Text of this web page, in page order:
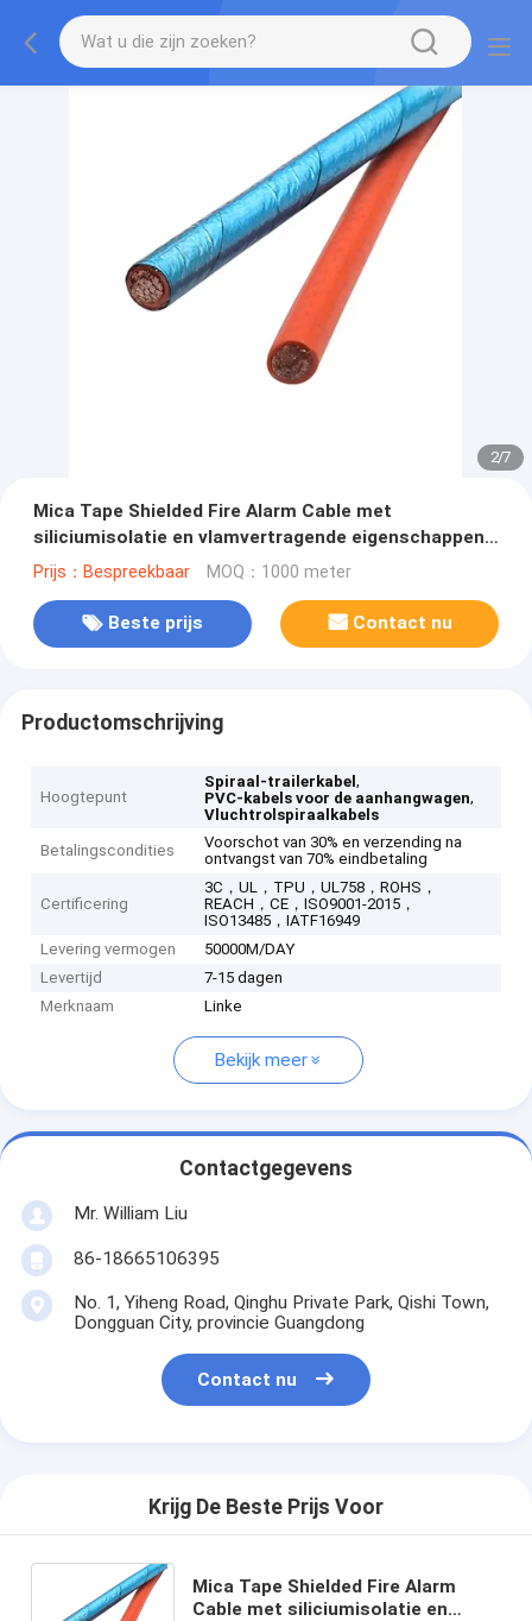
2/7
Mica Tape Shielded Fire Alarm Cable met
siliciumisolatie en vlamvertragende eigenschappen
voor zware toepassingen
Prijs：Bespreekbaar MOQ：1000 meter
Beste prijs Contact nu
Productomschrijving
Hoogtepunt
Spiraal-trailerkabel,
PVC-kabels voor de aanhangwagen,
Vluchtrolspiraalkabels
Betalingscondities
Voorschot van 30% en verzending na
ontvangst van 70% eindbetaling
Certificering
3C，UL，TPU，UL758，ROHS，
REACH，CE，ISO9001-2015，
ISO13485，IATF16949
Levering vermogen
50000M/DAY
Levertijd
7-15 dagen
Merknaam
Linke
Bekijk meer
Contactgegevens
Mr. William Liu
86-18665106395
No. 1, Yiheng Road, Qinghu Private Park, Qishi Town,
Dongguan City, provincie Guangdong
Contact nu
Krijg De Beste Prijs Voor
Mica Tape Shielded Fire Alarm
Cable met siliciumisolatie en